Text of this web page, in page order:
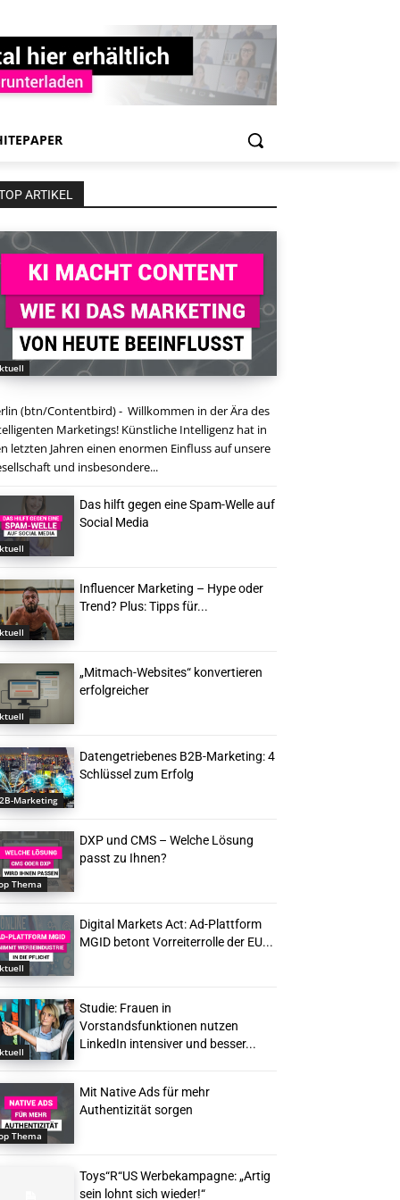
ARTIKEL
(btn/Contentbird) - Willkommen in der Ära des
Marketings! Künstliche Intelligenz hat in
letzten Jahren einen enormen Einfluss auf unsere
und insbesondere...
Das hilft gegen eine Spam-Welle auf
Social Media
Influencer Marketing – Hype oder
Trend? Plus: Tipps für...
„Mitmach-Websites“ konvertieren
erfolgreicher
Marketing
Datengetriebenes B2B-Marketing: 4
Schlüssel zum Erfolg
Thema
DXP und CMS – Welche Lösung
passt zu Ihnen?
Digital Markets Act: Ad-Plattform
MGID betont Vorreiterrolle der EU...
Studie: Frauen in
Vorstandsfunktionen nutzen
LinkedIn intensiver und besser...
Thema
Mit Native Ads für mehr
Authentizität sorgen
Toys“R“US Werbekampagne: „Artig
sein lohnt sich wieder!“